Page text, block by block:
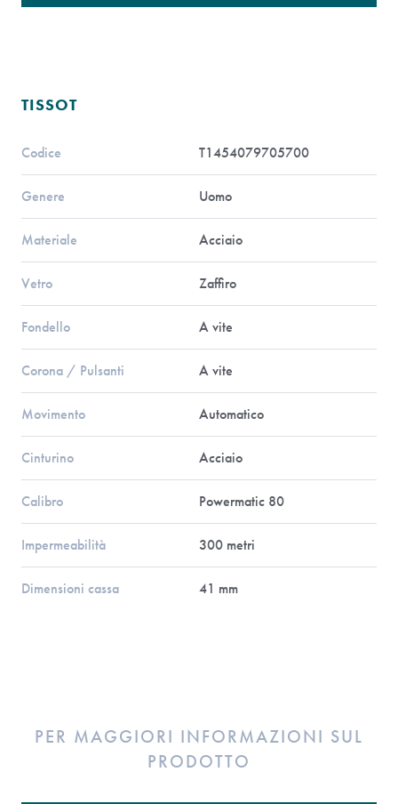
TISSOT
Codice T1454079705700
Genere Uomo
Materiale Acciaio
Vetro Zaffiro
Fondello A vite
Corona / Pulsanti A vite
Movimento Automatico
Cinturino Acciaio
Calibro Powermatic 80
Impermeabilità 300 metri
Dimensioni cassa 41 mm
PER MAGGIORI INFORMAZIONI SUL
PRODOTTO